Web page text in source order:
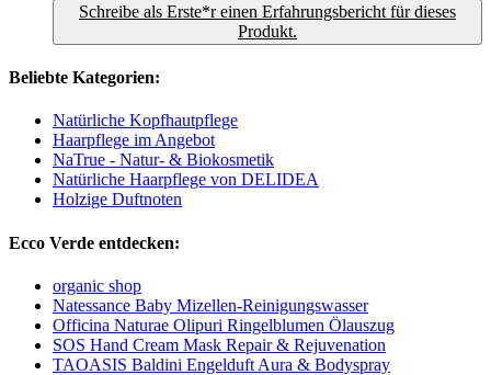
Schreibe als Erste*r einen Erfahrungsbericht für dieses
Produkt.
Beliebte Kategorien:
Natürliche Kopfhautpflege
Haarpflege im Angebot
NaTrue - Natur- & Biokosmetik
Natürliche Haarpflege von DELIDEA
Holzige Duftnoten
Ecco Verde entdecken:
organic shop
Natessance Baby Mizellen-Reinigungswasser
Officina Naturae Olipuri Ringelblumen Ölauszug
SOS Hand Cream Mask Repair & Rejuvenation
TAOASIS Baldini Engelduft Aura & Bodyspray